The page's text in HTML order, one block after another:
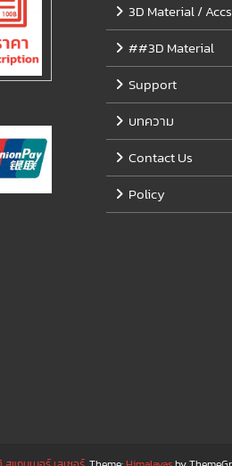
3D Material /
##3D Material
Support
บทความ
Contact Us
Policy